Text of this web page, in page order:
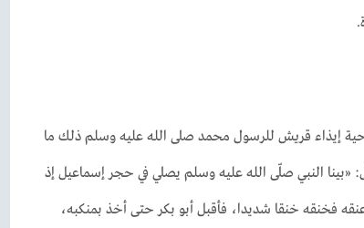
إيذاء قريش للرسول محمد صلى الله عليه وسلم ذلك ما
«بينا النبي صلّى الله عليه وسلم يصلي في حجر إسماعيل إذ
فخنقه خنقا شديدا، فأقبل أبو بكر حتى أخذ بمنكبه،